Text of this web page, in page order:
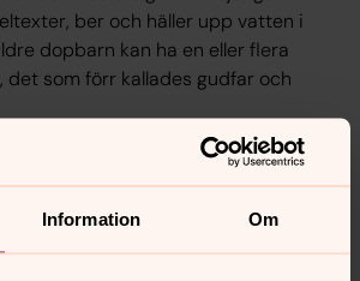
Information Om
ber och häller upp vatten i
dopbarn kan ha en eller flera
som förr kallades gudfar och
som står familjen nära och kan
vuxen i barnets liv, ett stöd och en
ska helst vara döpt, är de inte det
om de vill.